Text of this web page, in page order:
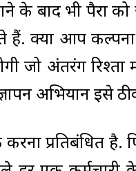
के बाद भी पैरों
हैं. क्या आप
जो अंतरंग रिश्तों
अभियान इसे
प्रतिबंधित है.